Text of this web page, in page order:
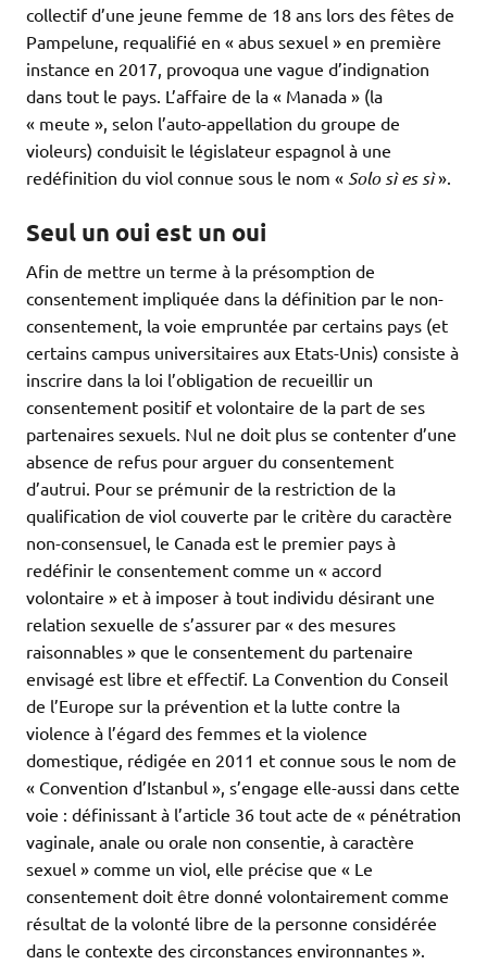
collectif d’une jeune femme de 18 ans lors des fêtes de
Pampelune, requalifié en « abus sexuel » en première
instance en 2017, provoqua une vague d’indignation
dans tout le pays. L’affaire de la « Manada » (la
« meute », selon l’auto-appellation du groupe de
violeurs) conduisit le législateur espagnol à une
redéfinition du viol connue sous le nom « Solo sì es sì».
Seul un oui est un oui
Afin de mettre un terme à la présomption de
consentement impliquée dans la définition par le non-
consentement, la voie empruntée par certains pays (et
certains campus universitaires aux Etats-Unis) consiste à
inscrire dans la loi l’obligation de recueillir un
consentement positif et volontaire de la part de ses
partenaires sexuels. Nul ne doit plus se contenter d’une
absence de refus pour arguer du consentement
d’autrui. Pour se prémunir de la restriction de la
qualification de viol couverte par le critère du caractère
non-consensuel, le Canada est le premier pays à
redéfinir le consentement comme un « accord
volontaire » et à imposer à tout individu désirant une
relation sexuelle de s’assurer par « des mesures
raisonnables » que le consentement du partenaire
envisagé est libre et effectif. La Convention du Conseil
de l’Europe sur la prévention et la lutte contre la
violence à l’égard des femmes et la violence
domestique, rédigée en 2011 et connue sous le nom de
« Convention d’Istanbul », s’engage elle-aussi dans cette
voie : définissant à l’article 36 tout acte de « pénétration
vaginale, anale ou orale non consentie, à caractère
sexuel » comme un viol, elle précise que « Le
consentement doit être donné volontairement comme
résultat de la volonté libre de la personne considérée
dans le contexte des circonstances environnantes ».